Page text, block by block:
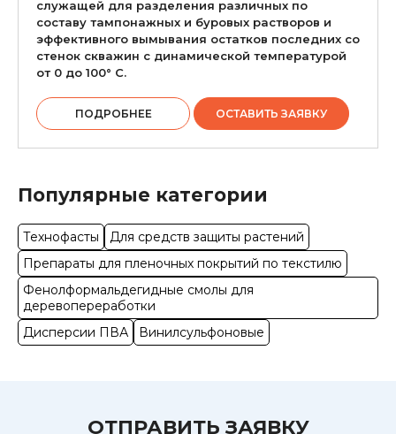
служащей для разделения различных по
составу тампонажных и буровых растворов и
эффективного вымывания остатков последних со
стенок скважин с динамической температурой
от 0 до 100° С.
ПОДРОБНЕЕ ОСТАВИТЬ ЗАЯВКУ
Популярные категории
Технофасты
Для средств защиты растений
Препараты для пленочных покрытий по текстилю
Фенолформальдегидные смолы для
деревопереработки
Дисперсии ПВА
Винилсульфоновые
ОТПРАВИТЬ ЗАЯВКУ